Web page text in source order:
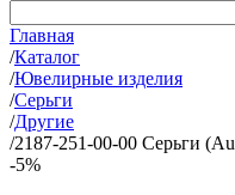
Главная
/Каталог
/Ювелирные изделия
/Серьги
/Другие
/2187-251-00-00 Серьги
-5%